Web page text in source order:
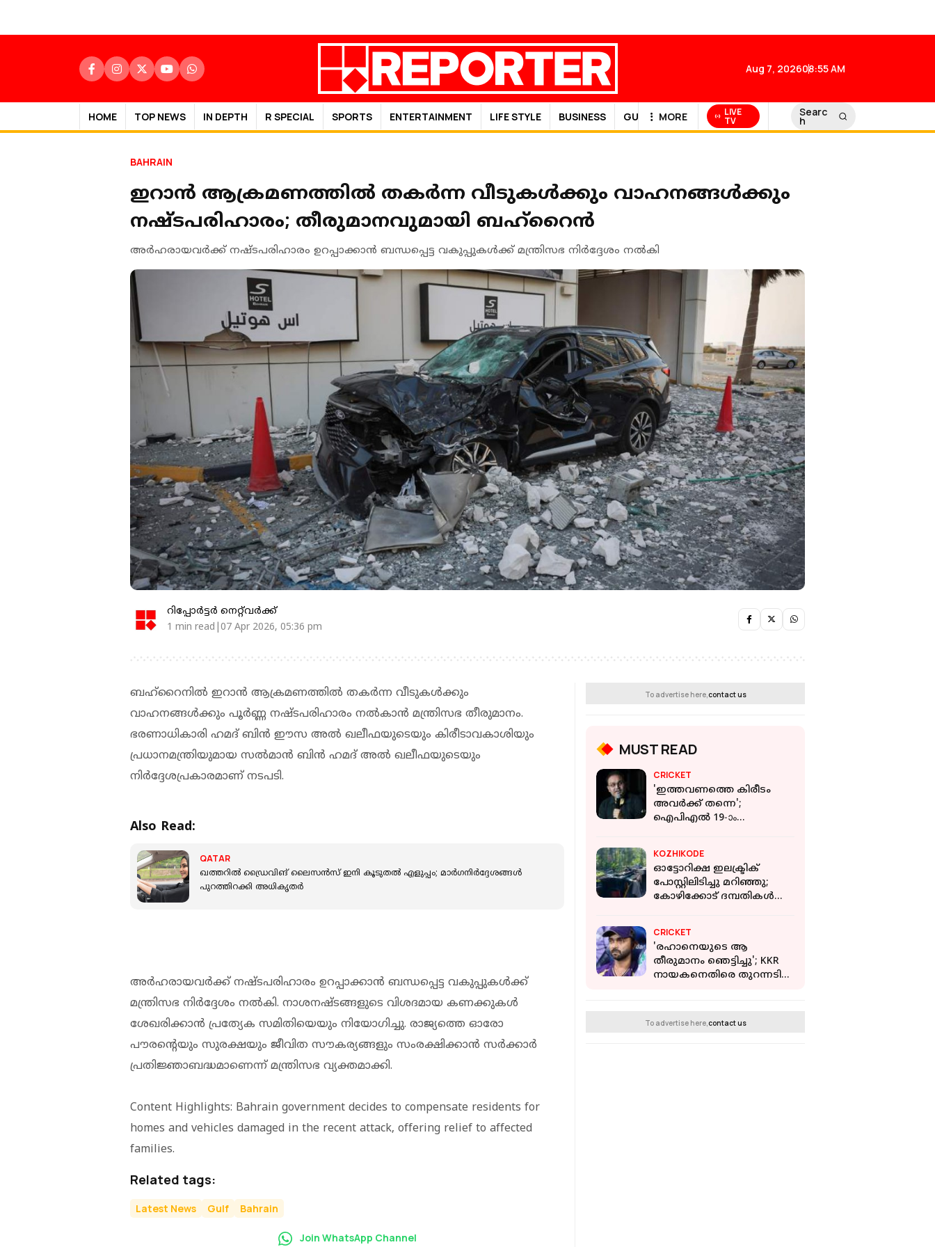
Aug 7, 202608:55 AM
HOME TOP NEWS IN DEPTH R SPECIAL SPORTS ENTERTAINMENT LIFE STYLE BUSINESS GULF NEWS
MORE LIVE
TV
Searc
h
BAHRAIN
ഇറാൻ ആക്രമണത്തിൽ തകർന്ന വീടുകൾക്കും വാഹനങ്ങൾക്കും
നഷ്ടപരിഹാരം; തീരുമാനവുമായി ബഹ്റൈൻ
അര്‍ഹരായവര്‍ക്ക് നഷ്ടപരിഹാരം ഉറപ്പാക്കാന്‍ ബന്ധപ്പെട്ട വകുപ്പുകള്‍ക്ക് മന്ത്രിസഭ നിര്‍ദ്ദേശം നല്‍കി
റിപ്പോർട്ടർ നെറ്റ്‌വര്‍ക്ക്‌
1 min read|07 Apr 2026, 05:36 pm
ബഹ്‌റൈനില്‍ ഇറാന്‍ ആക്രമണത്തില്‍ തകര്‍ന്ന വീടുകള്‍ക്കും
വാഹനങ്ങള്‍ക്കും പൂര്‍ണ്ണ നഷ്ടപരിഹാരം നല്‍കാന്‍ മന്ത്രിസഭ തീരുമാനം.
ഭരണാധികാരി ഹമദ് ബിന്‍ ഈസ അല്‍ ഖലീഫയുടെയും കിരീടാവകാശിയും
പ്രധാനമന്ത്രിയുമായ സല്‍മാന്‍ ബിന്‍ ഹമദ് അല്‍ ഖലീഫയുടെയും
നിര്‍ദ്ദേശപ്രകാരമാണ് നടപടി.
Also Read:
QATAR
ഖത്തറിൽ ഡ്രൈവിങ് ലൈസൻസ് ഇനി കൂടുതൽ എളുപ്പം; മാർ​ഗനിർദ്ദേശങ്ങൾ
പുറത്തിറക്കി അധികൃതർ
അര്‍ഹരായവര്‍ക്ക് നഷ്ടപരിഹാരം ഉറപ്പാക്കാന്‍ ബന്ധപ്പെട്ട വകുപ്പുകള്‍ക്ക്
മന്ത്രിസഭ നിര്‍ദ്ദേശം നല്‍കി. നാശനഷ്ടങ്ങളുടെ വിശദമായ കണക്കുകള്‍
ശേഖരിക്കാന്‍ പ്രത്യേക സമിതിയെയും നിയോഗിച്ചു. രാജ്യത്തെ ഓരോ
പൗരന്റെയും സുരക്ഷയും ജീവിത സൗകര്യങ്ങളും സംരക്ഷിക്കാന്‍ സര്‍ക്കാര്‍
പ്രതിജ്ഞാബദ്ധമാണെന്ന് മന്ത്രിസഭ വ്യക്തമാക്കി.
Content Highlights: Bahrain government decides to compensate residents for
homes and vehicles damaged in the recent attack, offering relief to affected
families.
Related tags:
Latest News Gulf Bahrain
Join WhatsApp Channel
To advertise here, contact us
MUST READ
CRICKET
'ഇത്തവണത്തെ കിരീടം
അവർക്ക് തന്നെ';
ഐപിഎൽ 19-ാം
KOZHIKODE
ഓട്ടോറിക്ഷ ഇലക്ട്രിക്
പോസ്റ്റിലിടിച്ചു മറിഞ്ഞു;
കോഴിക്കോട് ദമ്പതികൾക്ക്
CRICKET
'രഹാനെയുടെ ആ
തീരുമാനം ഞെട്ടിച്ചു'; KKR
നായകനെതിരെ തുറന്നടിച്ച്
To advertise here, contact us